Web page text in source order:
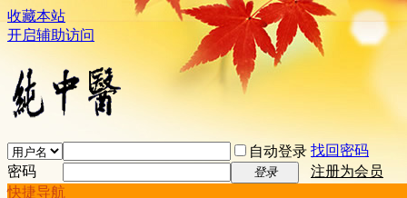
收藏本站
开启辅助访问
自动登录 找回密码
密码
登录
注册为会员
快捷导航